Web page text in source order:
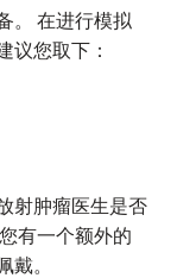
。 在进行模拟
议您取下：
射肿瘤医生是否
有一个额外的
。